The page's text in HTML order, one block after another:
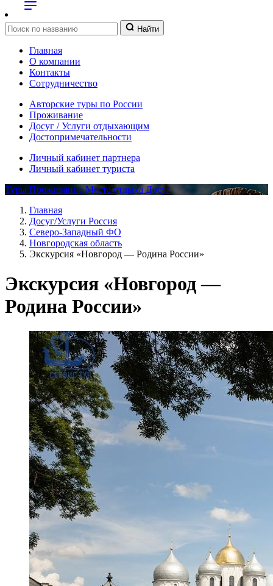
Найти
Главная
О компании
Контакты
Сотрудничество
Авторские туры по России
Проживание
Досуг / Услуги отдыхающим
Достопримечательности
Личный кабинет партнера
Личный кабинет туриста
Туры ПроживаниеМеста отдыха Досуг
Главная
Досуг/Услуги Россия
Северо-Западный ФО
Новгородская область
Экскурсия «Новгород — Родина России»
Экскурсия «Новгород —
Родина России»